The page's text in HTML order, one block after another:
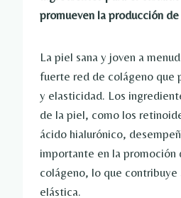
promueven la producción
La piel sana y joven a
fuerte red de colágeno que
y elasticidad. Los
de la piel, como los
ácido hialurónico,
importante en la promoción
colágeno, lo que contribuye
elástica.